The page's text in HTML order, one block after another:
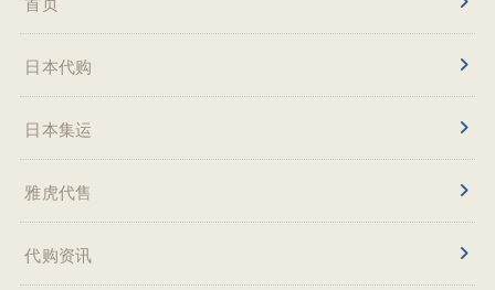
日本代购
日本集运
雅虎代售
代购资讯